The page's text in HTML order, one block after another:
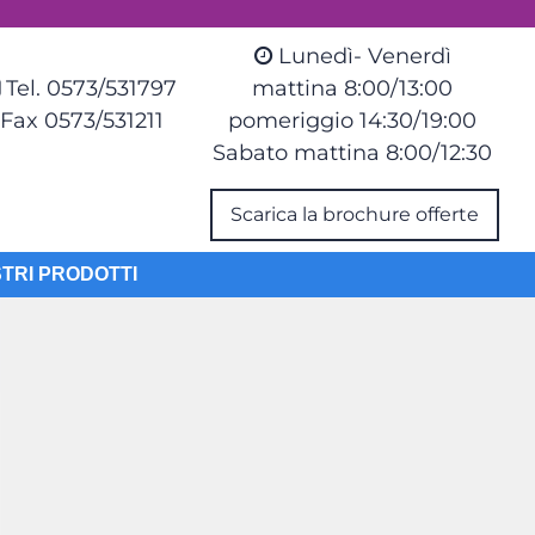
Tel. 0573/531797
Fax 0573/531211
Lunedì- Venerdì
mattina 8:00/13:00
pomeriggio 14:30/19:00
Sabato mattina 8:00/12:30
Scarica la brochure offerte
PRODOTTI